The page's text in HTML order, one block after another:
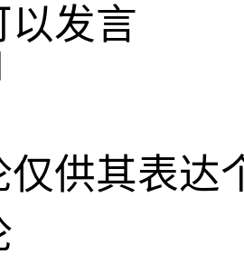
以发言
仅供其表达